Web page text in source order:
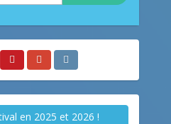
en 2025 et 2026 !